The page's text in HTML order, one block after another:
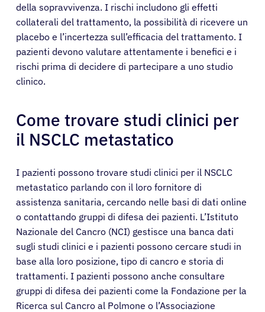
della sopravvivenza. I rischi includono gli effetti
collaterali del trattamento, la possibilità di ricevere un
placebo e l’incertezza sull’efficacia del trattamento. I
pazienti devono valutare attentamente i benefici e i
rischi prima di decidere di partecipare a uno studio
clinico.
Come trovare studi clinici per
il NSCLC metastatico
I pazienti possono trovare studi clinici per il NSCLC
metastatico parlando con il loro fornitore di
assistenza sanitaria, cercando nelle basi di dati online
o contattando gruppi di difesa dei pazienti. L’Istituto
Nazionale del Cancro (NCI) gestisce una banca dati
sugli studi clinici e i pazienti possono cercare studi in
base alla loro posizione, tipo di cancro e storia di
trattamenti. I pazienti possono anche consultare
gruppi di difesa dei pazienti come la Fondazione per la
Ricerca sul Cancro al Polmone o l’Associazione